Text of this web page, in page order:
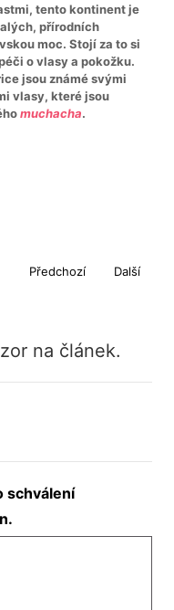
tento kontinent je
přírodních
moc. Stojí za to si
o vlasy a pokožku.
jsou známé svými
vlasy, které jsou
muchacha.
Předchozí Další
na článek.
schválení